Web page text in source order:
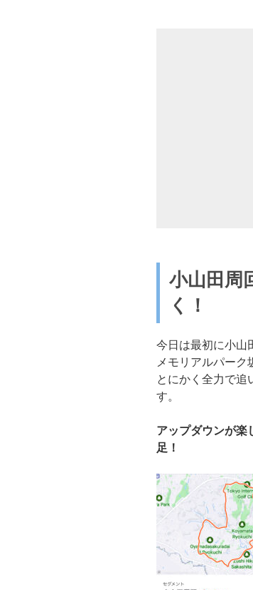
小山田周
く！
今日は最初に小山
メモリアルパー
とにかく全力で追
す。
アップダウンが楽
足！